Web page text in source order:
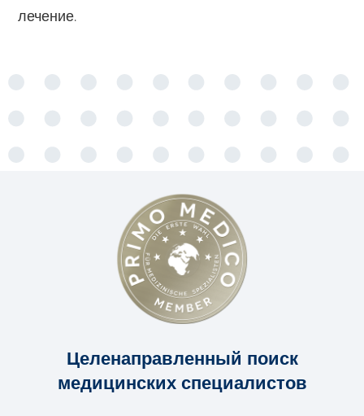
лечение.
Целенаправленный поиск
медицинских специалистов